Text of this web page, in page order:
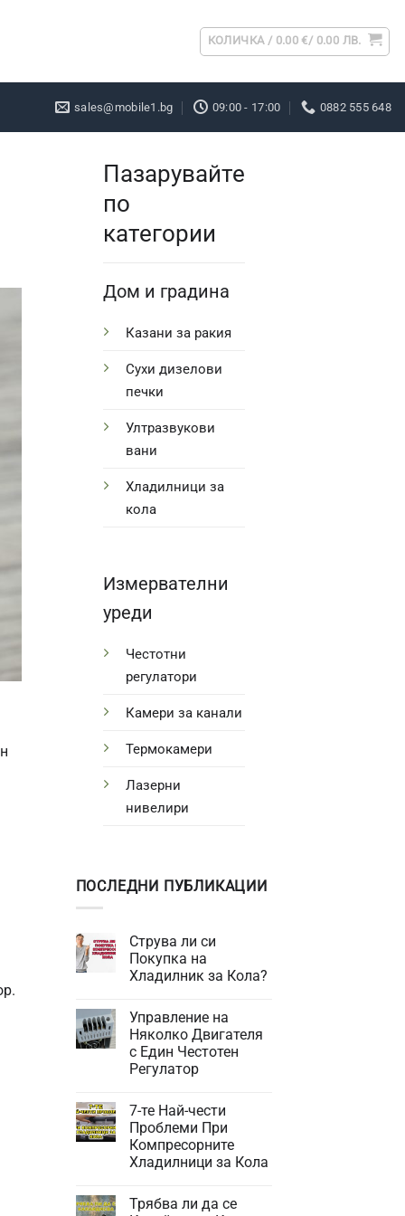
КОЛИЧКА / 0.00€/ 0.00 ЛВ.
sales@mobile1.bg 09:00 - 17:00 0882 555 648
Пазарувайте
по
категории
Дом и градина
Казани за ракия
Сухи дизелови
печки
Ултразвукови
вани
Хладилници за
кола
Измервателни
уреди
Честотни
регулатори
Камери за канали
Термокамери
Лазерни
нивелири
ПОСЛЕДНИ ПУБЛИКАЦИИ
Струва ли си
Покупка на
Хладилник за Кола?
за
Струва
ли
си
Покупка
на
Кола?
Управление на
Няколко Двигателя
с Един Честотен
Регулатор
за
Управление
на
Няколко
Двигателя
с
Регулатор
7-те Най-чести
Проблеми При
Компресорните
Хладилници за Кола
Трябва ли да се